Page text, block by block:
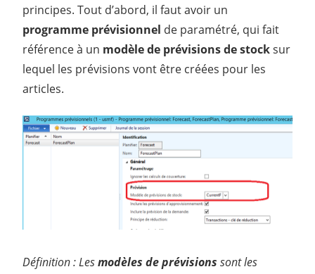
principes. Tout d’abord, il faut avoir un
programme prévisionnel de paramétré, qui fait
référence à un modèle de prévisions de stocksur
lequel les prévisions vont être créées pour les
articles.
Définition : Lesmodèles de prévisions sont les